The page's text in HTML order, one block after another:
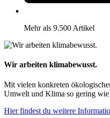
Mehr als 9.500 Artikel
Wir arbeiten klimabewusst.
Mit vielen konkreten
Umwelt und Klima so gering wie
Hier findest du weitere